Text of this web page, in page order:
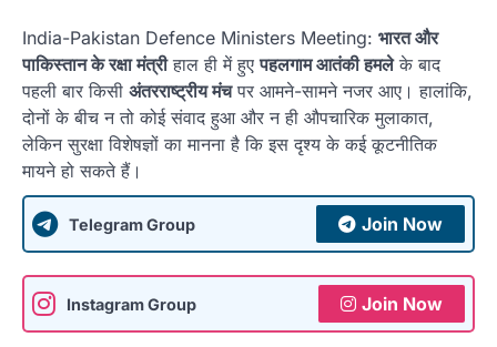
India-Pakistan Defence Ministers Meeting: भारत और
पाकिस्तान के रक्षा मंत्रीहाल ही में हुएपहलगाम आतंकी हमलेके बाद
पहली बार किसी अंतरराष्ट्रीय मंचपर आमने-सामने नजर आए। हालांकि,
दोनों के बीच न तो कोई संवाद हुआ और न ही औपचारिक मुलाकात,
लेकिन सुरक्षा विशेषज्ञों का मानना है कि इस दृश्य के कई कूटनीतिक
मायने हो सकते हैं।
Telegram Group Join Now
Instagram Group Join Now